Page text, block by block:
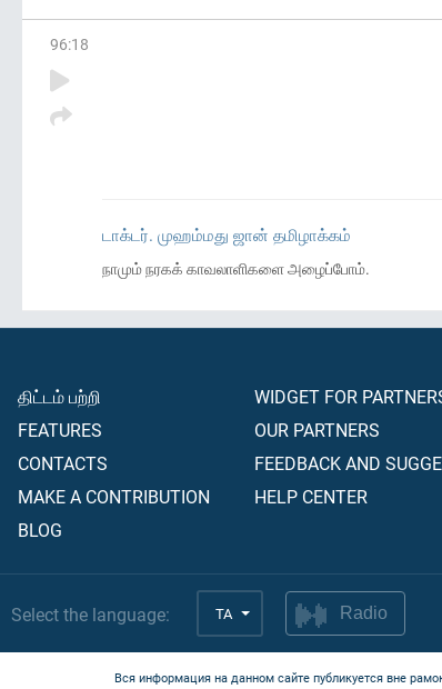
96:18
டாக்டர். முஹம்மது ஜான் தமிழாக்கம்
நாமும் நரகக் காவலாளிகளை அழைப்போம்.
திட்டம் பற்றி
FEATURES
CONTACTS
MAKE A CONTRIBUTION
BLOG
WIDGET FOR
OUR PARTNERS
FEEDBACK AND
HELP CENTER
Select the language: TA Radio
Вся информация на данном сайте публикуется вне